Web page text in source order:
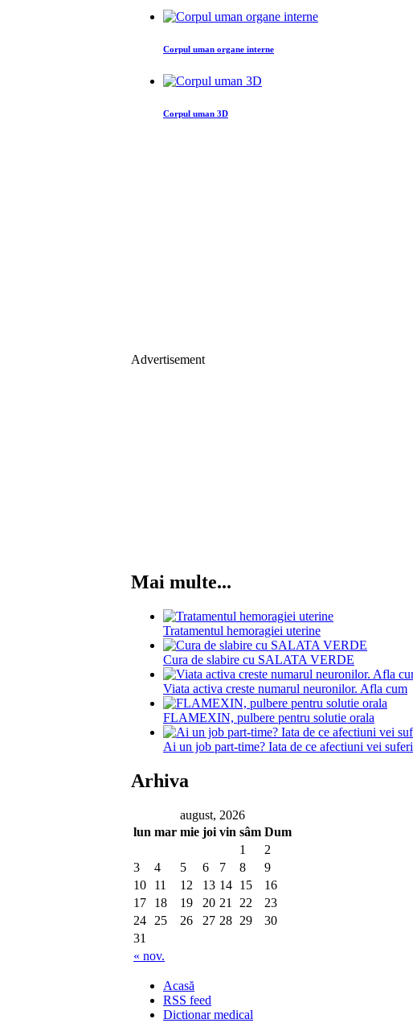
Corpul uman organe interne
Corpul uman 3D
Advertisement
Mai multe...
Tratamentul hemoragiei uterine
Cura de slabire cu SALATA VERDE
Viata activa creste numarul neuronilor. Afla cum
FLAMEXIN, pulbere pentru solutie orala
Ai un job part-time? Iata de ce afectiuni vei suferi
Arhiva
august, 2026
lun mar mie joi vin sâm Dum
« nov.
1
2
3
4 5 6 7 8
9
10
11 12 13 14 15
16
17
18 19 20 21 22
23
24
25 26 27 28 29
30
31
Acasă
RSS feed
Dictionar medical